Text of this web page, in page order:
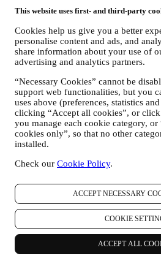
This website uses first- and third-party
Cookies help us give you a better
personalise content and ads, and
share information about your use of
advertising and analytics partners.
“Necessary Cookies” cannot be
support web functionalities, but you
uses above (preferences, statistics
clicking “Accept all cookies”, or
you manage each cookie category, or
cookies only”, so that no other
installed.
Check our Cookie Policy.
ACCEPT NECESSARY
COOKIE
ACCEPT ALL
Procesaremos su baja lo antes posible,
circunstancias es posible que reciba
hasta que la baja se procese por
Sus datos están bajo su control
Recuerde que usted tiene el control de
seguridad de que nunca transmitiremos
organizaciones para sus propios fines
Para cualquier información o para
privacidad, puede enviarnos un correo
privacy@lecreuset.compara
responderemos a la mayor brevedad.
Aviso de privacidad de Le Creuset al
Le Creuset se compromete a proteger
datos personales de acuerdo con la
de protección de datos (incluida la
de Datos de la UE 2016/679) y la ley de
aplicable en su país, territorio o
de datos").
1. ¿CUÁNDO Y QUE TIPO DE